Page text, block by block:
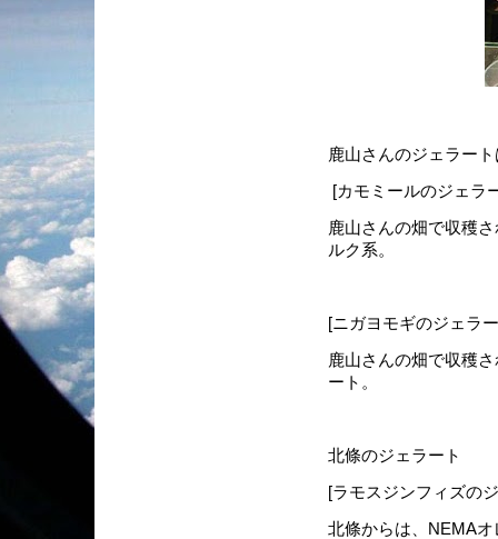
鹿山さんのジェラー
[カモミールのジェラ
鹿山さんの畑で収穫
ルク系。
[ニガヨモギのジェラ
鹿山さんの畑で収穫
ート。
北條のジェラート
[ラモスジンフィズの
北條からは、NEMA